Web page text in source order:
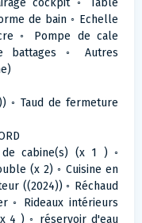
cockpit ◦ Table
de bain ◦ Echelle
◦ Pompe de cale
battages ◦ Autres
◦ Taud de fermeture
cabine(s) (x 1 ) ◦
(x 2) ◦ Cuisine en
((2024)) ◦ Réchaud
◦ Rideaux intérieurs
4 ) ◦ réservoir d'eau